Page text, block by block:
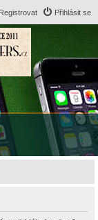
Přihlásit se
Registrovat